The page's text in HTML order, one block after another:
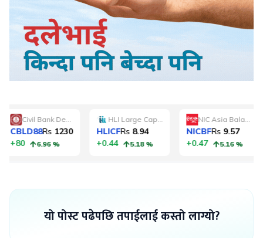
यो पोस्ट पढेपछि तपाईलाई कस्तो लाग्यो?